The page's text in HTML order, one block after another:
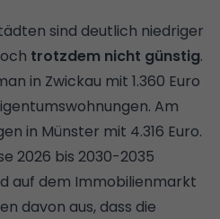
sind deutlich niedriger
trotzdem nicht günstig.
in Zwickau mit 1.360 Euro
Am
in Münster mit 4.316 Euro.
2026 bis 2030-2035
auf dem Immobilienmarkt
davon aus, dass die